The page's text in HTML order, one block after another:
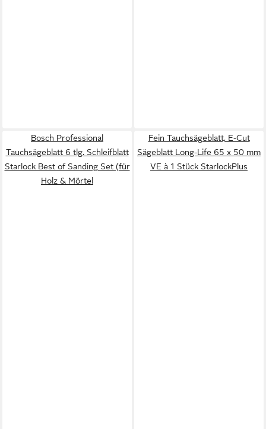
Bosch Professional
Tauchsägeblatt 6 tlg. Schleifblatt
Starlock Best of Sanding Set (für
Holz & Mörtel
Fein Tauchsägeblatt, E-Cut
Sägeblatt Long-Life 65 x 50 mm
VE à 1 Stück StarlockPlus